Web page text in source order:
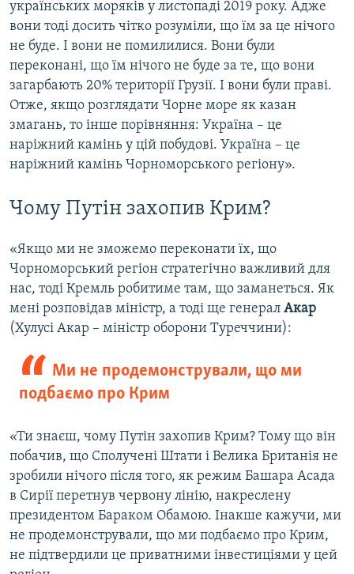
українських моряків у листопаді 2019 року. Адже
вони тоді досить чітко розуміли, що їм за це нічого
не буде. І вони не помилилися. Вони були
переконані, що їм нічого не буде за те, що вони
загарбають 20% території Грузії. І вони були праві.
Отже, якщо розглядати Чорне море як казан
змагань, то інше порівняння: Україна – це
наріжний камінь у цій побудові. Україна – це
наріжний камінь Чорноморського регіону».
Чому Путін захопив Крим?
«Якщо ми не зможемо переконати їх, що
Чорноморський регіон стратегічно важливий для
нас, тоді Кремль робитиме там, що заманеться. Як
мені розповідав міністр, а тоді ще генерал Акар
(Хулусі Акар – міністр оборони Туреччини):
Ми не продемонстрували, що ми
подбаємо про Крим
«Ти знаєш, чому Путін захопив Крим? Тому що він
побачив, що Сполучені Штати і Велика Британія не
зробили нічого після того, як режим Башара Асада
в Сирії перетнув червону лінію, накреслену
президентом Бараком Обамою. Інакше кажучи, ми
не продемонстрували, що ми подбаємо про Крим,
не підтвердили це приватними інвестиціями у цей